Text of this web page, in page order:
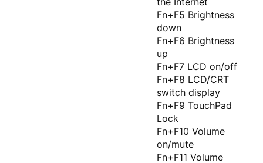
Fn+F5 Brightness
down
Fn+F6 Brightness
up
Fn+F7 LCD on/off
Fn+F8 LCD/CRT
switch display
Fn+F9 TouchPad
Lock
Fn+F10 Volume
on/mute
Fn+F11 Volume